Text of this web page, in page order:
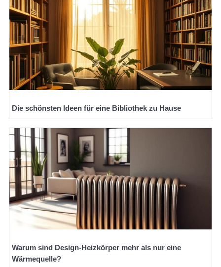
Die schönsten Ideen für eine Bibliothek zu Hause
Warum sind Design-Heizkörper mehr als nur eine
Wärmequelle?